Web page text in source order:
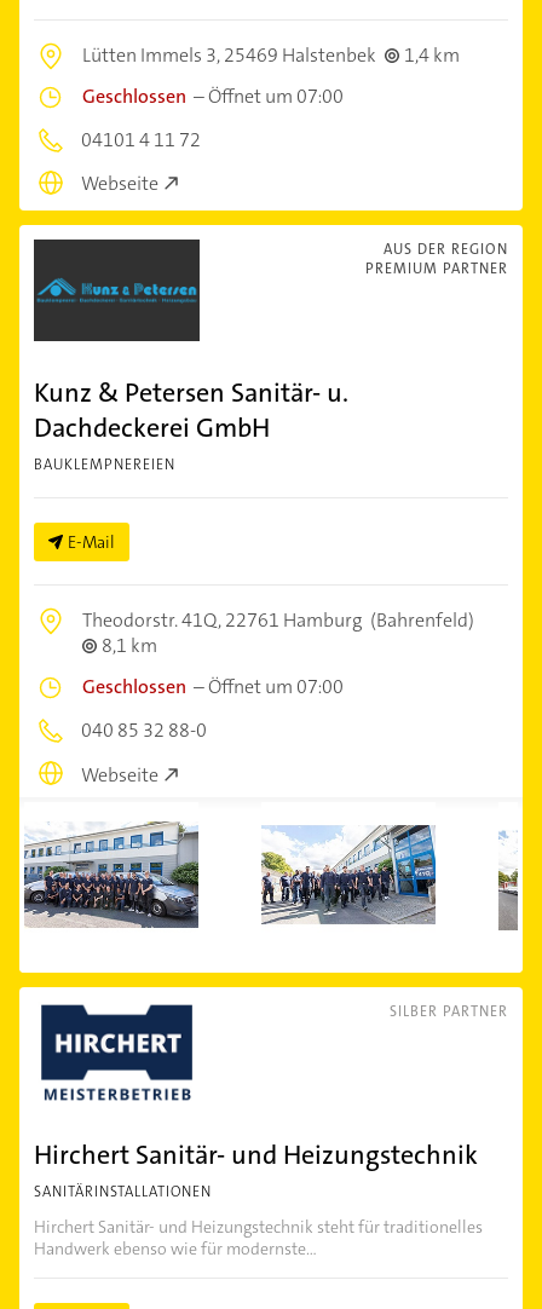
Lütten Immels 3,25469 Halstenbek
1,4 km
Geschlossen –Öffnet um 07:00
04101 4 11 72
Webseite
AUS DER REGION
PREMIUM PARTNER
Kunz & Petersen Sanitär- u.
Dachdeckerei GmbH
BAUKLEMPNEREIEN
E-Mail
Theodorstr. 41Q,22761 Hamburg (Bahrenfeld)
8,1 km
Geschlossen –Öffnet um 07:00
040 85 32 88-0
Webseite
SILBER PARTNER
Hirchert Sanitär- und Heizungstechnik
SANITÄRINSTALLATIONEN
Hirchert Sanitär- und Heizungstechnik steht für traditionelles
Handwerk ebenso wie für modernste...